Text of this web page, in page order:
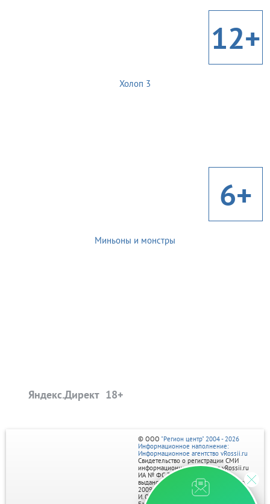
12+
Холоп 3
6+
Миньоны и монстры
Яндекс.Директ
© ООО "Регион центр" 2004 - 2026
Информационное наполнение:
Информационное агентство vRossii.ru
Свидетельство о регистрации СМИ
информационного агентства vRossii.ru
ИА № ФС 77‑35502
выдано РОСКОМНАДЗОРом 04 марта
2009г.
И. О. Главного редактора Нарыков А. Н.